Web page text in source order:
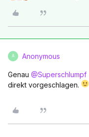
A Anonymous
Genau @Superschlumpf
direkt vorgeschlagen.